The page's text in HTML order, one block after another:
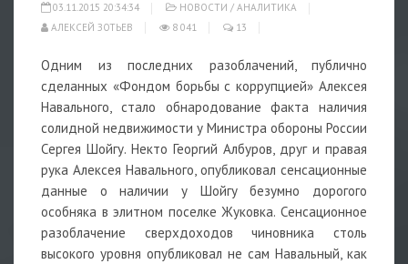
03.11.2015 20:34:34 НОВОСТИ / АНАЛИТИКА
АЛЕКСЕЙ ЗОТЬЕВ
8 041 13
Одним из последних разоблачений, публично
сделанных «Фондом борьбы с коррупцией» Алексея
Навального, стало обнародование факта наличия
солидной недвижимости у Министра обороны России
Сергея Шойгу. Некто Георгий Албуров, друг и правая
рука Алексея Навального, опубликовал сенсационные
данные о наличии у Шойгу безумно дорогого
особняка в элитном поселке Жуковка. Сенсационное
разоблачение сверхдоходов чиновника столь
высокого уровня опубликовал не сам Навальный, как